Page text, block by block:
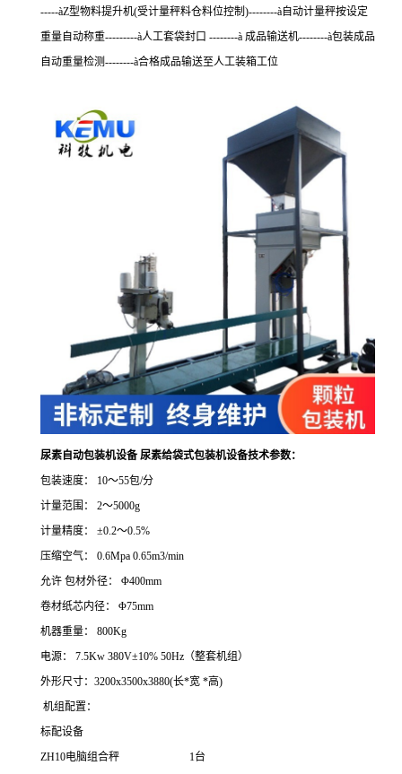
-----àZ型物料提升机(受计量秤料仓料位控制 )--------à自动计量秤按设定
重量自动称重---------à人工套袋封口 --------à 成品输送机--------à包装成品
自动重量检测--------à合格成品输送至人工装箱工位
尿素自动包装机设备 尿素给袋式包装机设备技术参数：
包装速度：
10～55包/分
计量范围：
2～5000g
计量精度：
±0.2～0.5%
压缩空气：
0.6Mpa 0.65m3/min
允许 包材外径：
Φ400mm
卷材纸芯内径：
Φ75mm
机器重量：
800Kg
电源： 7.5Kw 380V±10% 50Hz（整套机组）
外形尺寸： 3200x3500x3880(长*宽 *高)
机组配置：
标配设备
ZH10电脑组合秤 1台